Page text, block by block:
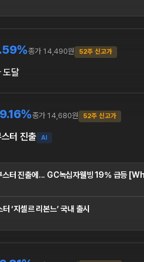
종가 14,490원 52주 신고가
도달
종가 14,680원 52주 신고가
터 진출 AI
스터 진출에... GC녹십자웰빙 19% 급등
‘지셀르 리본느’ 국내 출시